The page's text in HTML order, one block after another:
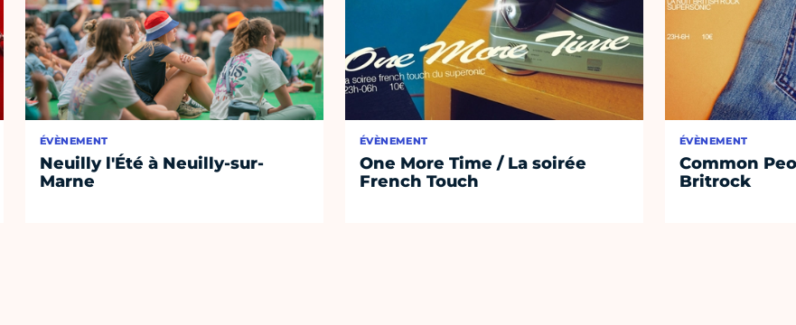
ÉVÈNEMENT
Neuilly l'Été à Neuilly-sur-
Marne
ÉVÈNEMENT
One More Time / La soirée
French Touch
ÉVÈNEMENT
Common
Britrock